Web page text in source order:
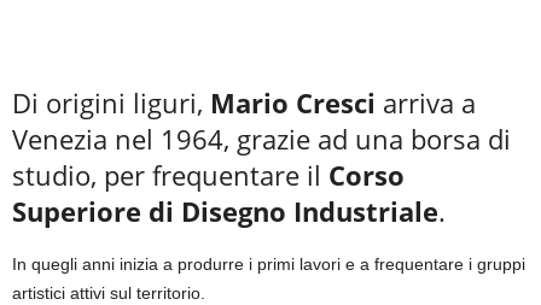
Di origini liguri, Mario Cresci arriva a
Venezia nel 1964, grazie ad una borsa di
studio, per frequentare il Corso
Superiore di Disegno Industriale.
In quegli anni inizia a produrre i primi lavori e a frequentare i gruppi
artistici attivi sul territorio.